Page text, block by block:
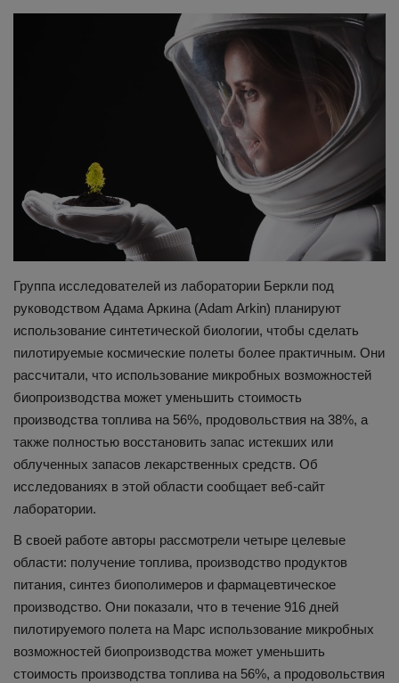
Группа исследователей из лаборатории Беркли под
руководством Адама Аркина (Adam Arkin) планируют
использование синтетической биологии, чтобы сделать
пилотируемые космические полеты более практичным. Они
рассчитали, что использование микробных возможностей
биопроизводства может уменьшить стоимость
производства топлива на 56%, продовольствия на 38%, а
также полностью восстановить запас истекших или
облученных запасов лекарственных средств. Об
исследованиях в этой области сообщает веб-сайт
лаборатории.
В своей работе авторы рассмотрели четыре целевые
области: получение топлива, производство продуктов
питания, синтез биополимеров и фармацевтическое
производство. Они показали, что в течение 916 дней
пилотируемого полета на Марс использование микробных
возможностей биопроизводства может уменьшить
стоимость производства топлива на 56%, а продовольствия